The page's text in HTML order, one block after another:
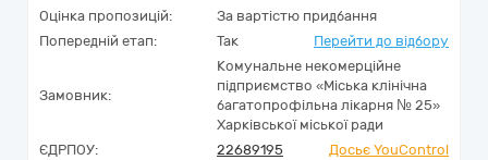
Оцінка пропозицій:
За вартістю придбання
Попередній етап:
Так Перейти до відбору
Замовник:
Комунальне некомерційне
підприємство «Міська клінічна
багатопрофільна лікарня № 25»
Харківської міської ради
ЄДРПОУ:
22689195
Досьє YouControl